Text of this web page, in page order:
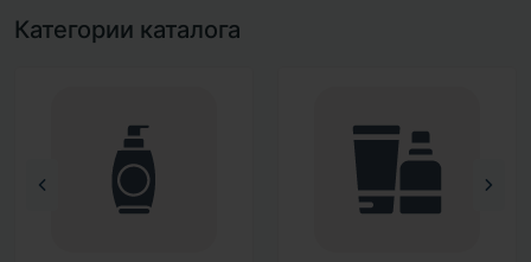
Категории каталога